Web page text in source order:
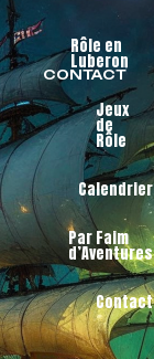
CONTACT
Rôle en
Luberon
Jeux
de
Rôle
Calendrier
Par Faim
d’Aventures
Contact